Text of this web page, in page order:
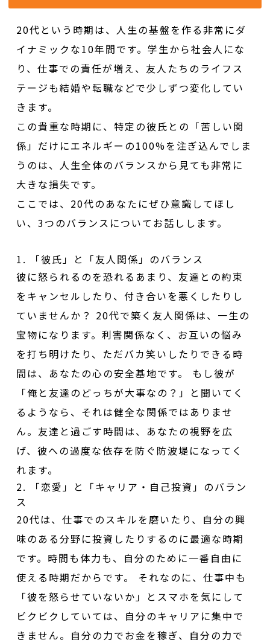
20代という時期は、人生の基盤を作る非常にダ
イナミックな10年間です。学生から社会人にな
り、仕事での責任が増え、友人たちのライフス
テージも結婚や転職などで少しずつ変化してい
きます。
この貴重な時期に、特定の彼氏との「苦しい関
係」だけにエネルギーの100%を注ぎ込んでしま
うのは、人生全体のバランスから見ても非常に
大きな損失です。
ここでは、20代のあなたにぜひ意識してほし
い、3つのバランスについてお話しします。
1. 「彼氏」と「友人関係」のバランス
彼に怒られるのを恐れるあまり、友達との約束
をキャンセルしたり、付き合いを悪くしたりし
ていませんか？ 20代で築く友人関係は、一生の
宝物になります。利害関係なく、お互いの悩み
を打ち明けたり、ただバカ笑いしたりできる時
間は、あなたの心の安全基地です。 もし彼が
「俺と友達のどっちが大事なの？」と聞いてく
るようなら、それは健全な関係ではありませ
ん。友達と過ごす時間は、あなたの視野を広
げ、彼への過度な依存を防ぐ防波堤になってく
れます。
2. 「恋愛」と「キャリア・自己投資」のバラン
ス
20代は、仕事でのスキルを磨いたり、自分の興
味のある分野に投資したりするのに最適な時期
です。時間も体力も、自分のために一番自由に
使える時期だからです。 それなのに、仕事中も
「彼を怒らせていないか」とスマホを気にして
ビクビクしていては、自分のキャリアに集中で
きません。自分の力でお金を稼ぎ、自分の力で